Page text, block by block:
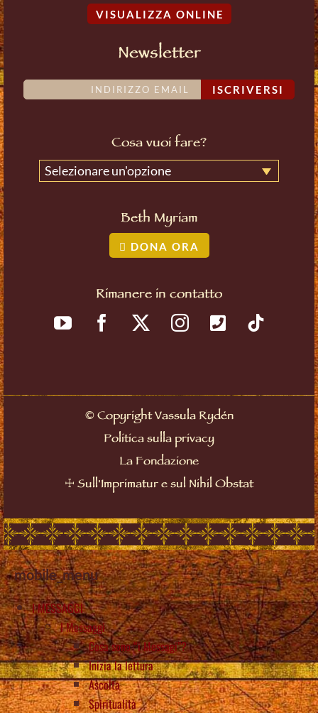
VISUALIZZA ONLINE
Newsletter
ISCRIVERSI
Cosa vuoi fare?
Selezionare un'opzione
Beth Myriam
DONA ORA
Rimanere in contatto
©Copyright Vassula Rydén
Politica sulla privacy
La Fondazione
☩ Sull'Imprimatur e sul Nihil Obstat
mobile_menu
I MESSAGGI
I Messaggi
Cosa sono “i Messagi”?
Inizia la lettura
Ascolta
Spiritualità